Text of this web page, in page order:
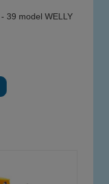
39 model WELLY